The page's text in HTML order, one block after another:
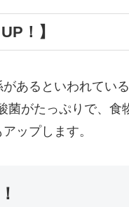
！】
あるといわれてい
菌がたっぷりで、食
ップします。